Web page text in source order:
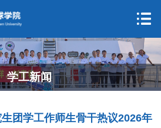
学工新闻
团学工作师生骨干热议2026年